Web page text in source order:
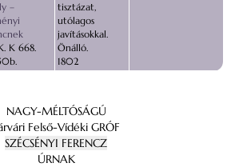
–
K 668.
tisztázat,
utólagos
javításokkal.
Önálló.
1802
NAGY-MÉLTÓSÁGÚ
Felső-Vídéki GRÓF
SZÉCSÉNYI FERENCZ
ÚRNAK